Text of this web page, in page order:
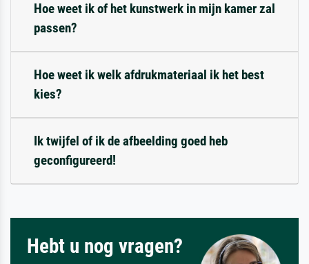
Hoe weet ik of het kunstwerk in mijn kamer zal
passen?
Hoe weet ik welk afdrukmateriaal ik het best
kies?
Ik twijfel of ik de afbeelding goed heb
geconfigureerd!
Hebt u nog vragen?